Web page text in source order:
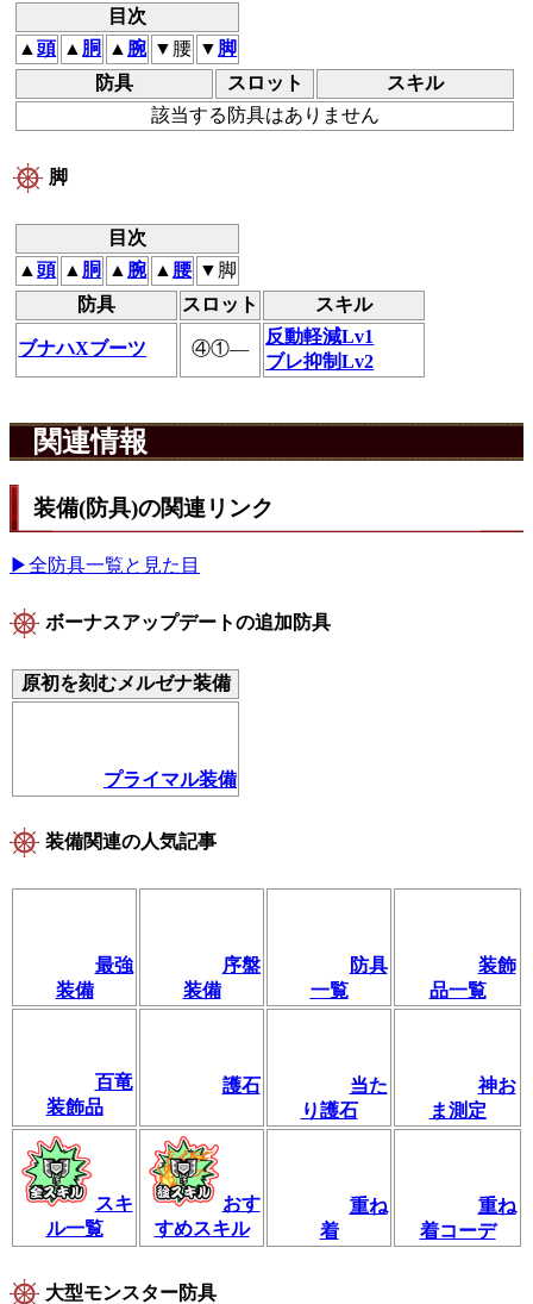
目次
▲頭 ▲ 胴 ▲ 腕 ▼腰 ▼ 脚
防具
スロット
スキル
該当する防具はありません
脚
目次
▲頭 ▲ 胴 ▲ 腕 ▲ 腰 ▼脚
防具
スロット スキル
ブナハXブーツ ④①―
反動軽減Lv1
ブレ抑制Lv2
関連情報
装備(防具)の関連リンク
▶全防具一覧と見た目
ボーナスアップデートの追加防具
原初を刻むメルゼナ装備
プライマル装備
装備関連の人気記事
最強
装備
序盤
装備
防具
一覧
装飾
品一覧
百竜
装飾品
護石
当た
り護石
神お
ま測定
スキ
ル一覧
おす
すめスキル
重ね
着
重ね
着コーデ
大型モンスター防具